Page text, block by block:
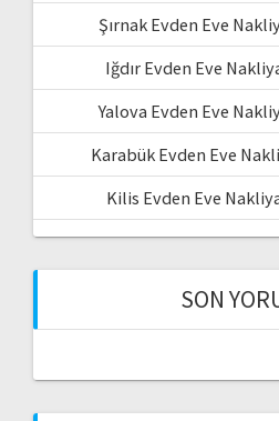
Şırnak Evden Eve
Iğdır Evden Eve
Yalova Evden Eve
Karabük Evden Eve
Kilis Evden Eve
SON